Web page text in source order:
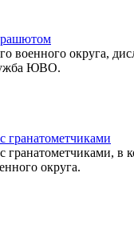
военного округа,
ЮВО.
гранатометчиками
в
округа.